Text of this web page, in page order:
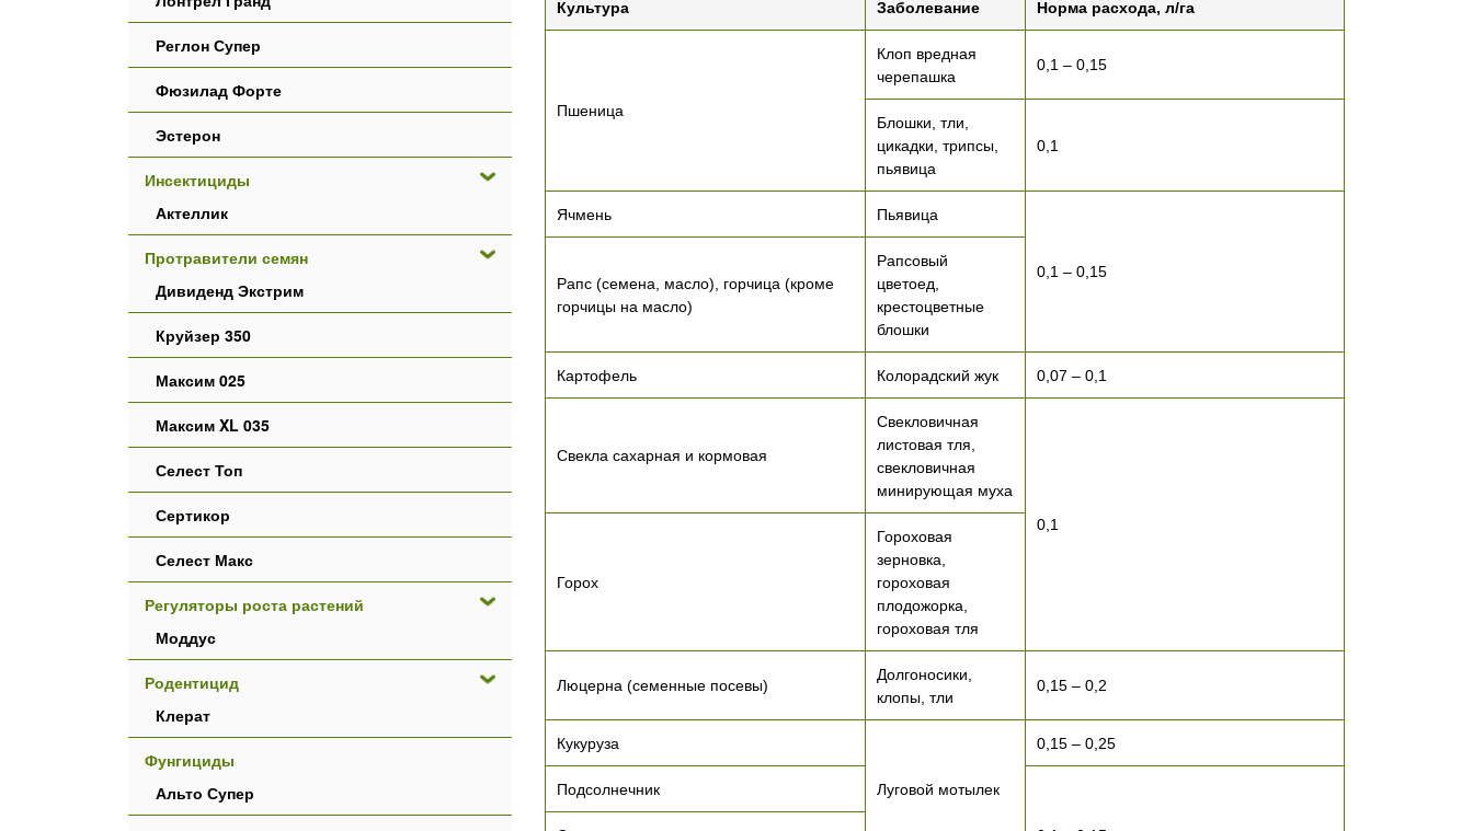
Реглон Супер
Фюзилад Форте
Эстерон
Инсектициды
Актеллик
Протравители семян
Дивиденд Экстрим
Круйзер 350
Максим 025
Максим XL 035
Селест Топ
Сертикор
Селест Макс
Регуляторы роста растений
Моддус
Родентицид
Клерат
Фунгициды
Альто Супер
Культура Заболевание Норма расхода, л/га
Пшеница
Клоп вредная
черепашка
0,1 – 0,15
Блошки, тли,
цикадки, трипсы,
пьявица
0,1
Ячмень Пьявица
0,1 – 0,15
Рапс (семена, масло), горчица (кроме
горчицы на масло)
Рапсовый
цветоед,
крестоцветные
блошки
Картофель Колорадский жук 0,07 – 0,1
Свекла сахарная и кормовая
Свекловичная
листовая тля,
свекловичная
минирующая муха
0,1
Горох
Гороховая
зерновка,
гороховая
плодожорка,
гороховая тля
Люцерна (семенные посевы)
Долгоносики,
клопы, тли
0,15 – 0,2
Кукуруза
Луговой мотылек
0,15 – 0,25
Подсолнечник